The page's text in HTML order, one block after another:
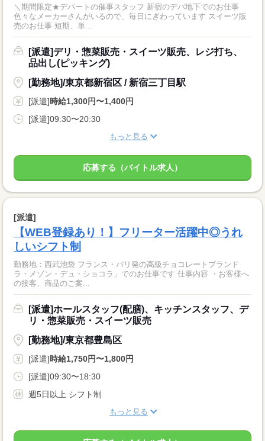
＼期間限定★デパートの催事スタッフ 新宿のデパ地下でのお仕事
色々なメーカーさんがいるので、毎日にぎわっています スイーツ販
売のお仕事 短期、単...
[派遣]デリ・惣菜販売・スイーツ販売、レジ打ち、
品出し(ピッキング)
[勤務地]/東京都新宿区 / 新宿三丁目駅
[派遣]時給1,300円〜1,400円
[派遣]09:30〜20:30
もっと見る
応募する（バイトル求人）
[派遣]
【WEB登録あり！】フリーター活躍中◎うれ
しいシフト制
勤務地：西武池袋 フランス・パリ発の高級チョコレートブランド
ラ・メゾン・デュ・ショコラ」でのお仕事です 仕事内容 ・お客様へ
の接客、商品のご案...
[派遣]ホールスタッフ(配膳)、キッチンスタッフ、デ
リ・惣菜販売・スイーツ販売
[勤務地]/東京都豊島区
[派遣]時給1,750円〜1,800円
[派遣]09:30〜18:30
週5日以上 シフト制
もっと見る